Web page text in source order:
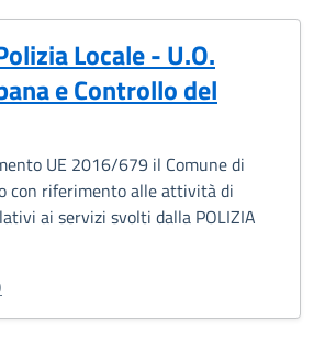
Locale - U.O.
e Controllo del
UE 2016/679 il Comune di
con riferimento alle attività di
ai servizi svolti dalla POLIZIA